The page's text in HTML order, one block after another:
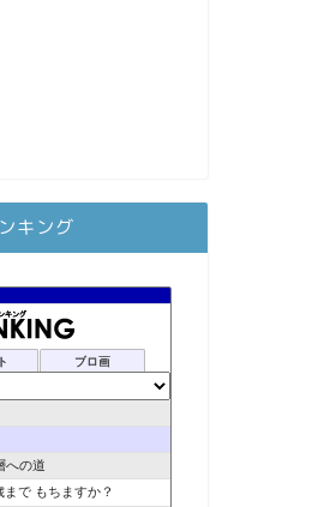
キング
ブロ画
への道
で もちますか？